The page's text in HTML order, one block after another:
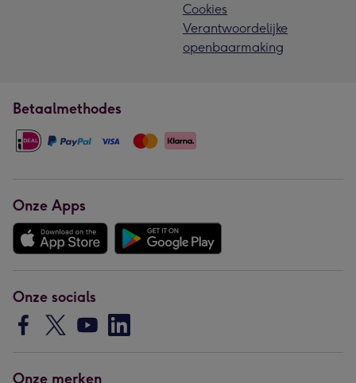
Cookies
Verantwoordelijke
openbaarmaking
Betaalmethodes
Onze Apps
Onze socials
Onze merken